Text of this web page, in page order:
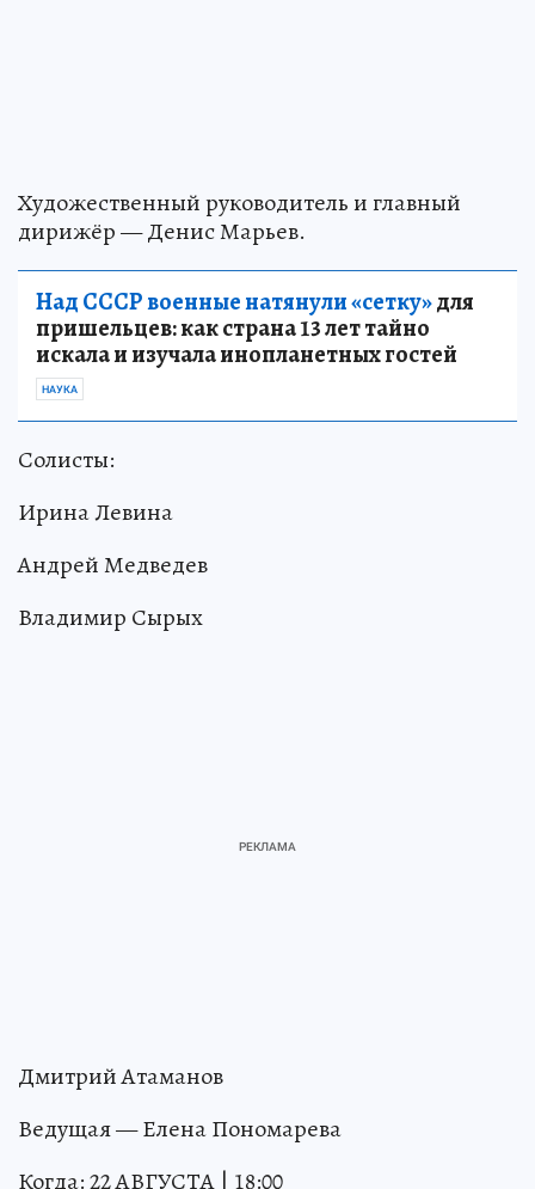
Художественный руководитель и главный
дирижёр — Денис Марьев.
Над СССР военные натянули «сетку»для
пришельцев: как страна 13 лет тайно
искала и изучала инопланетных гостей
НАУКА
Солисты:
Ирина Левина
Андрей Медведев
Владимир Сырых
Дмитрий Атаманов
Ведущая — Елена Пономарева
Когда: 22 АВГУСТА | 18:00